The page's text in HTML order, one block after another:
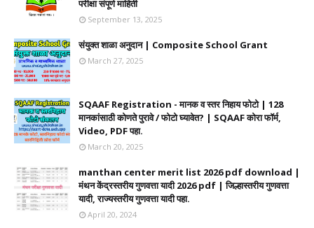
परीक्षा संपूर्ण माहिती
September 13, 2025
संयुक्त शाळा अनुदान | Composite School Grant
March 27, 2025
SQAAF Registration - मानक व स्तर निहाय फोटो | 128
मानकांसाठी कोणते पुरावे / फोटो घ्यावेत? | SQAAF कोरा फॉर्म,
Video, PDF पहा.
March 20, 2025
manthan center merit list 2026 pdf download |
मंथन केंद्रस्तरीय गुणवत्ता यादी 2026 pdf | जिल्हास्तरीय गुणवत्ता
यादी, राज्यस्तरीय गुणवत्ता यादी पहा.
April 20, 2024